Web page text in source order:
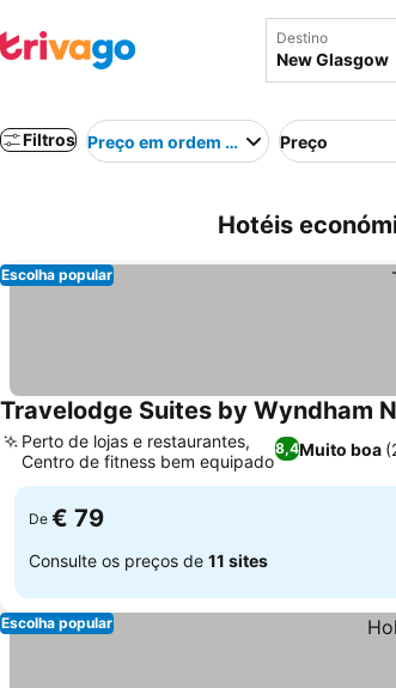
Destino
Filtros Preço em ordem crescentePreço
Hotéis
Escolha popular
Travelodge Suites by Wyndham
8,4Muito boa
Perto de lojas e restaurantes,
Centro de fitness bem equipado
De € 79
Consulte os preços de 11 sites
Escolha popular